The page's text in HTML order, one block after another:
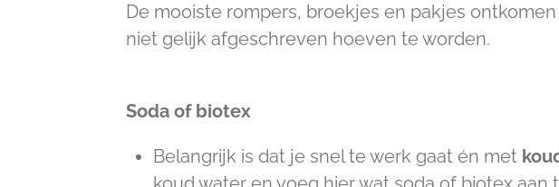
De mooiste rompers, broekjes en pakjes
niet gelijk afgeschreven hoeven te worden.
Soda of biotex
Belangrijk is dat je snel te werk gaat én met